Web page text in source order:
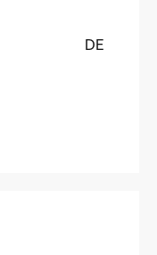
DE